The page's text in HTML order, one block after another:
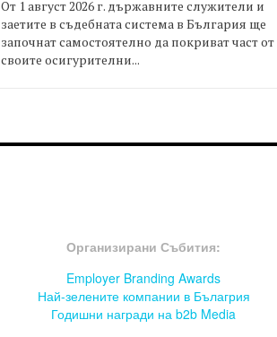
От 1 август 2026 г. държавните служители и
заетите в съдебната система в България ще
започнат самостоятелно да покриват част от
своите осигурителни...
Организирани Събития:
Employer Branding Awards
Най-зелените компании в Бълагрия
Годишни награди на b2b Media